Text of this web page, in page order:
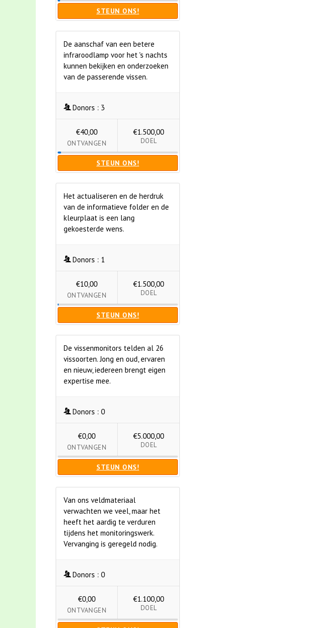
STEUN ONS!
De aanschaf van een betere
infraroodlamp voor het 's nachts
kunnen bekijken en onderzoeken
van de passerende vissen.
Donors : 3
€40,00
ONTVANGEN
€1.500,00
DOEL
STEUN ONS!
Het actualiseren en de herdruk
van de informatieve folder en de
kleurplaat is een lang
gekoesterde wens.
Donors : 1
€10,00
ONTVANGEN
€1.500,00
DOEL
STEUN ONS!
De vissenmonitors telden al 26
vissoorten. Jong en oud, ervaren
en nieuw, iedereen brengt eigen
expertise mee.
Donors : 0
€0,00
ONTVANGEN
€5.000,00
DOEL
STEUN ONS!
Van ons veldmateriaal
verwachten we veel, maar het
heeft het aardig te verduren
tijdens het monitoringswerk.
Vervanging is geregeld nodig.
Donors : 0
€0,00
ONTVANGEN
€1.100,00
DOEL